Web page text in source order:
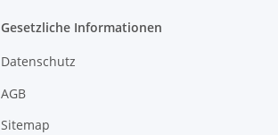
Gesetzliche Informationen
Datenschutz
AGB
Sitemap